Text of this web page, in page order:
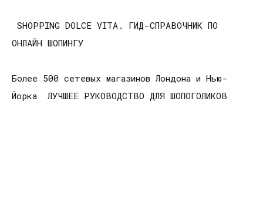
SHOPPING DOLCE VITA. ГИД-СПРАВОЧНИК ПО
ОНЛАЙН ШОПИНГУ
Более 500 сетевых магазинов Лондона и Нью-
Йорка ЛУЧШЕЕ РУКОВОДСТВО ДЛЯ ШОПОГОЛИКОВ